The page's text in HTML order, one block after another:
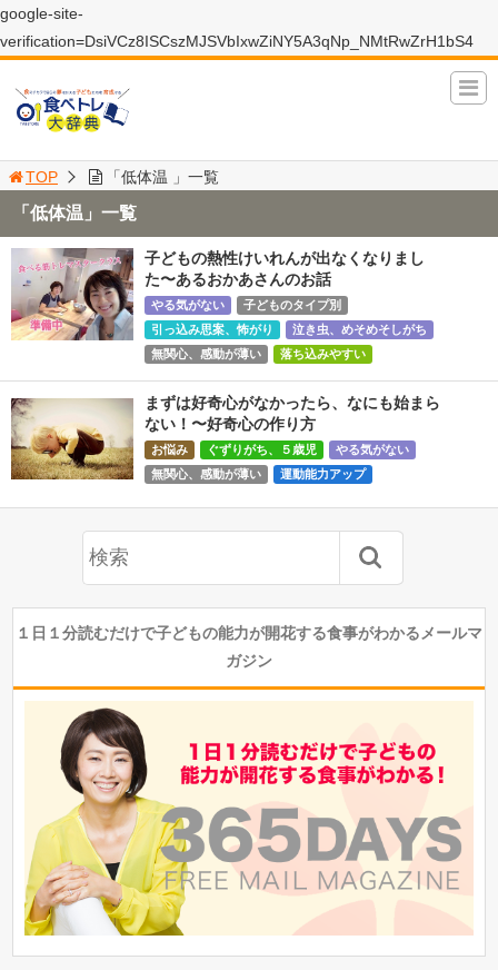
google-site-
verification=DsiVCz8ISCszMJSVbIxwZiNY5A3qNp_NMtRwZrH1bS4
TOP 「低体温 」一覧
「低体温」一覧
子どもの熱性けいれんが出なくなりまし
た〜あるおかあさんのお話
やる気がない
子どものタイプ別
引っ込み思案、怖がり
泣き虫、めそめそしがち
無関心、感動が薄い
落ち込みやすい
まずは好奇心がなかったら、なにも始まら
ない！〜好奇心の作り方
お悩み ぐずりがち、５歳児
やる気がない
無関心、感動が薄い
運動能力アップ
１日１分読むだけで子どもの能力が開花する食事がわかるメールマ
ガジン